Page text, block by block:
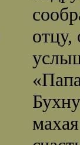
отцу,